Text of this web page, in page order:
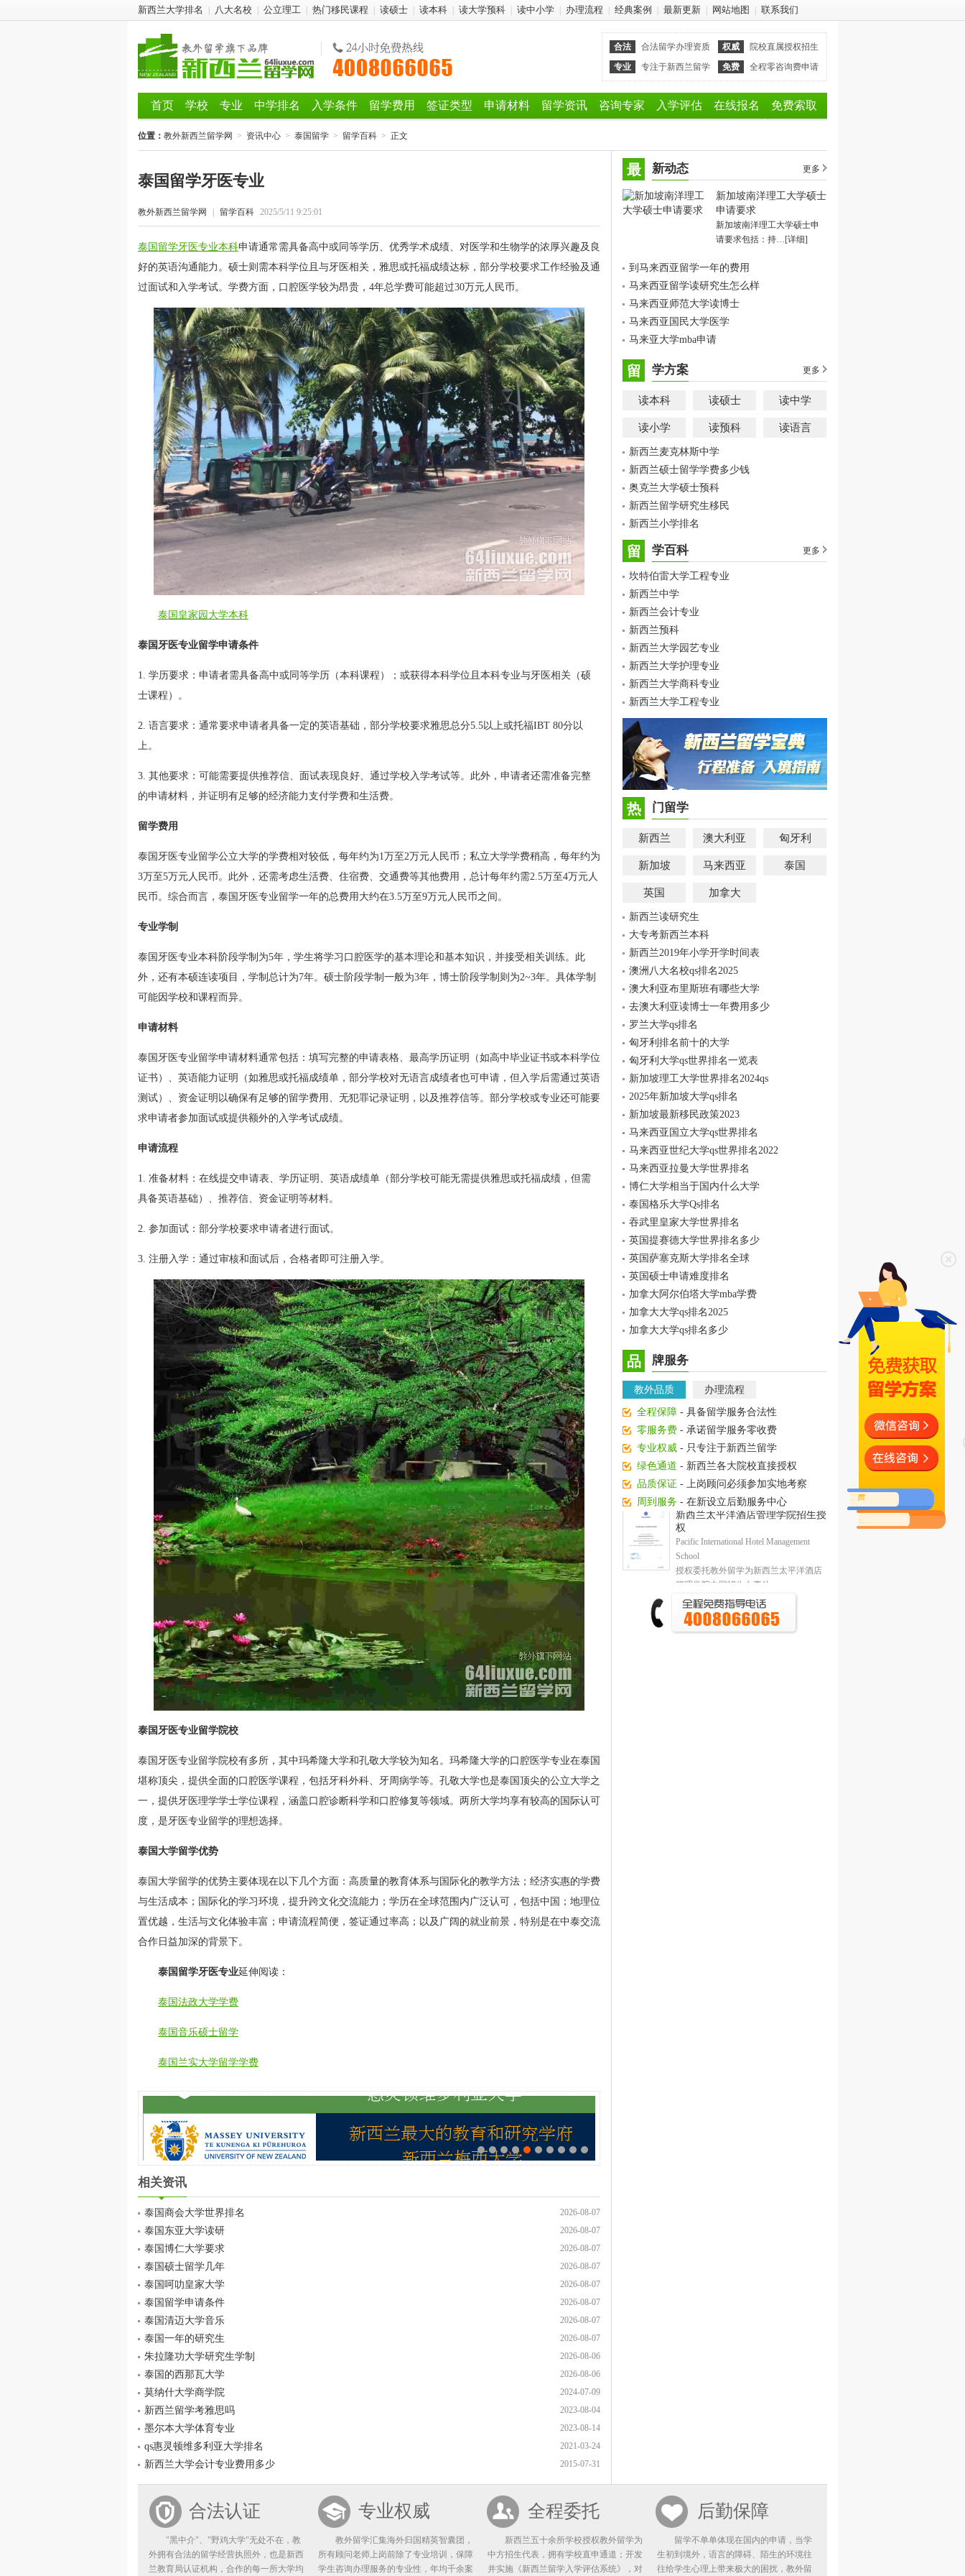
新西兰大学排名 八大名校 公立理工 热门移民课程 读硕士 读本科 读大学预科 读中小学 办理流程 经典案例 最新更新 网站地图 联系我们
合法 合法留学办理资质 权威
院校直属授权招生
专业
专注于新西兰留学 免费 全程零咨询费申请
首页 学校 专业 中学排名 入学条件 留学费用 签证类型 申请材料 留学资讯 咨询专家 入学评估 在线报名 免费索取
位置： 教外新西兰留学网 > 资讯中心 > 泰国留学 > 留学百科 > 正文
泰国留学牙医专业
教外新西兰留学网 留学百科 2025/5/11 9:25:01
泰国留学牙医专业本科申请通常需具备高中或同等学历、优秀学术成绩、对医学和生物学的浓厚兴趣及良
好的英语沟通能力。硕士则需本科学位且与牙医相关，雅思或托福成绩达标，部分学校要求工作经验及通
过面试和入学考试。学费方面，口腔医学较为昂贵，4年总学费可能超过30万元人民币。
泰国皇家园大学本科
泰国牙医专业留学申请条件
1. 学历要求：申请者需具备高中或同等学历（本科课程）；或获得本科学位且本科专业与牙医相关（硕
士课程）。
2. 语言要求：通常要求申请者具备一定的英语基础，部分学校要求雅思总分5.5以上或托福IBT 80分以
上。
3. 其他要求：可能需要提供推荐信、面试表现良好、通过学校入学考试等。此外，申请者还需准备完整
的申请材料，并证明有足够的经济能力支付学费和生活费。
留学费用
泰国牙医专业留学公立大学的学费相对较低，每年约为1万至2万元人民币；私立大学学费稍高，每年约为
3万至5万元人民币。此外，还需考虑生活费、住宿费、交通费等其他费用，总计每年约需2.5万至4万元人
民币。综合而言，泰国牙医专业留学一年的总费用大约在3.5万至9万元人民币之间。
专业学制
泰国牙医专业本科阶段学制为5年，学生将学习口腔医学的基本理论和基本知识，并接受相关训练。此
外，还有本硕连读项目，学制总计为7年。硕士阶段学制一般为3年，博士阶段学制则为2~3年。具体学制
可能因学校和课程而异。
申请材料
泰国牙医专业留学申请材料通常包括：填写完整的申请表格、最高学历证明（如高中毕业证书或本科学位
证书）、英语能力证明（如雅思或托福成绩单，部分学校对无语言成绩者也可申请，但入学后需通过英语
测试）、资金证明以确保有足够的留学费用、无犯罪记录证明，以及推荐信等。部分学校或专业还可能要
求申请者参加面试或提供额外的入学考试成绩。
申请流程
1. 准备材料：在线提交申请表、学历证明、英语成绩单（部分学校可能无需提供雅思或托福成绩，但需
具备英语基础）、推荐信、资金证明等材料。
2. 参加面试：部分学校要求申请者进行面试。
3. 注册入学：通过审核和面试后，合格者即可注册入学。
泰国牙医专业留学院校
泰国牙医专业留学院校有多所，其中玛希隆大学和孔敬大学较为知名。玛希隆大学的口腔医学专业在泰国
堪称顶尖，提供全面的口腔医学课程，包括牙科外科、牙周病学等。孔敬大学也是泰国顶尖的公立大学之
一，提供牙医理学学士学位课程，涵盖口腔诊断科学和口腔修复等领域。两所大学均享有较高的国际认可
度，是牙医专业留学的理想选择。
泰国大学留学优势
泰国大学留学的优势主要体现在以下几个方面：高质量的教育体系与国际化的教学方法；经济实惠的学费
与生活成本；国际化的学习环境，提升跨文化交流能力；学历在全球范围内广泛认可，包括中国；地理位
置优越，生活与文化体验丰富；申请流程简便，签证通过率高；以及广阔的就业前景，特别是在中泰交流
合作日益加深的背景下。
泰国留学牙医专业延伸阅读：
泰国法政大学学费
泰国音乐硕士留学
泰国兰实大学留学学费
相关资讯
2026-08-07
泰国商会大学世界排名
2026-08-07
泰国东亚大学读研
2026-08-07
泰国博仁大学要求
2026-08-07
泰国硕士留学几年
2026-08-07
泰国呵叻皇家大学
2026-08-07
泰国留学申请条件
2026-08-07
泰国清迈大学音乐
2026-08-07
泰国一年的研究生
2026-08-06
朱拉隆功大学研究生学制
2026-08-06
泰国的西那瓦大学
2024-07-09
莫纳什大学商学院
2023-08-04
新西兰留学考雅思吗
2023-08-14
墨尔本大学体育专业
2021-03-24
qs惠灵顿维多利亚大学排名
2015-07-31
新西兰大学会计专业费用多少
最 新动态 更多
新加坡南洋理工大学硕士
申请要求
新加坡南洋理工大学硕士申
请要求包括：持…[详细]
到马来西亚留学一年的费用
马来西亚留学读研究生怎么样
马来西亚师范大学读博士
马来西亚国民大学医学
马来亚大学mba申请
留 学方案 更多
读本科 读硕士 读中学
读小学 读预科 读语言
新西兰麦克林斯中学
新西兰硕士留学学费多少钱
奥克兰大学硕士预科
新西兰留学研究生移民
新西兰小学排名
留 学百科 更多
坎特伯雷大学工程专业
新西兰中学
新西兰会计专业
新西兰预科
新西兰大学园艺专业
新西兰大学护理专业
新西兰大学商科专业
新西兰大学工程专业
热 门留学
新西兰 澳大利亚 匈牙利
新加坡 马来西亚 泰国
英国 加拿大
新西兰读研究生
大专考新西兰本科
新西兰2019年小学开学时间表
澳洲八大名校qs排名2025
澳大利亚布里斯班有哪些大学
去澳大利亚读博士一年费用多少
罗兰大学qs排名
匈牙利排名前十的大学
匈牙利大学qs世界排名一览表
新加坡理工大学世界排名2024qs
2025年新加坡大学qs排名
新加坡最新移民政策2023
马来西亚国立大学qs世界排名
马来西亚世纪大学qs世界排名2022
马来西亚拉曼大学世界排名
博仁大学相当于国内什么大学
泰国格乐大学Qs排名
吞武里皇家大学世界排名
英国提赛德大学世界排名多少
英国萨塞克斯大学排名全球
英国硕士申请难度排名
加拿大阿尔伯塔大学mba学费
加拿大大学qs排名2025
加拿大大学qs排名多少
品 牌服务
教外品质 办理流程
全程保障 - 具备留学服务合法性
零服务费 - 承诺留学服务零收费
专业权威 - 只专注于新西兰留学
绿色通道 - 新西兰各大院校直接授权
品质保证 - 上岗顾问必须参加实地考察
周到服务 - 在新设立后勤服务中心
合法认证
"黑中介"、"野鸡大学"无处不在，教
外拥有合法的留学经营执照外，也是新西
兰教育局认证机构，合作的每一所大学均
专业权威
教外留学汇集海外归国精英智囊团，
所有顾问老师上岗前除了专业培训，保障
学生咨询办理服务的专业性，年均千余案
全程委托
新西兰五十余所学校授权教外留学为
中方招生代表，拥有学校直申通道；开发
并实施《新西兰留学入学评估系统》，对
后勤保障
留学不单单体现在国内的申请，当学
生初到境外，语言的障碍、陌生的环境往
往给学生心理上带来极大的困扰，教外留